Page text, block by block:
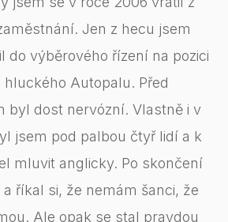
Jen z hecu jsem
do výběrového řízení na pozici
Autopalu. Před
byl dost nervózní. Vlastně i v
jsem pod palbou čtyř lidí a k
mluvit anglicky. Po skončení
říkal si, že nemám šanci, že
Ale opak se stal pravdou